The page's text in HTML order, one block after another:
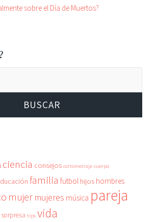
sobre el Día de Muertos?
ciencia consejos cortometraje cuerpo
familia futbol hijos hombres
mujer mujeres música pareja
sorpresa tips vida